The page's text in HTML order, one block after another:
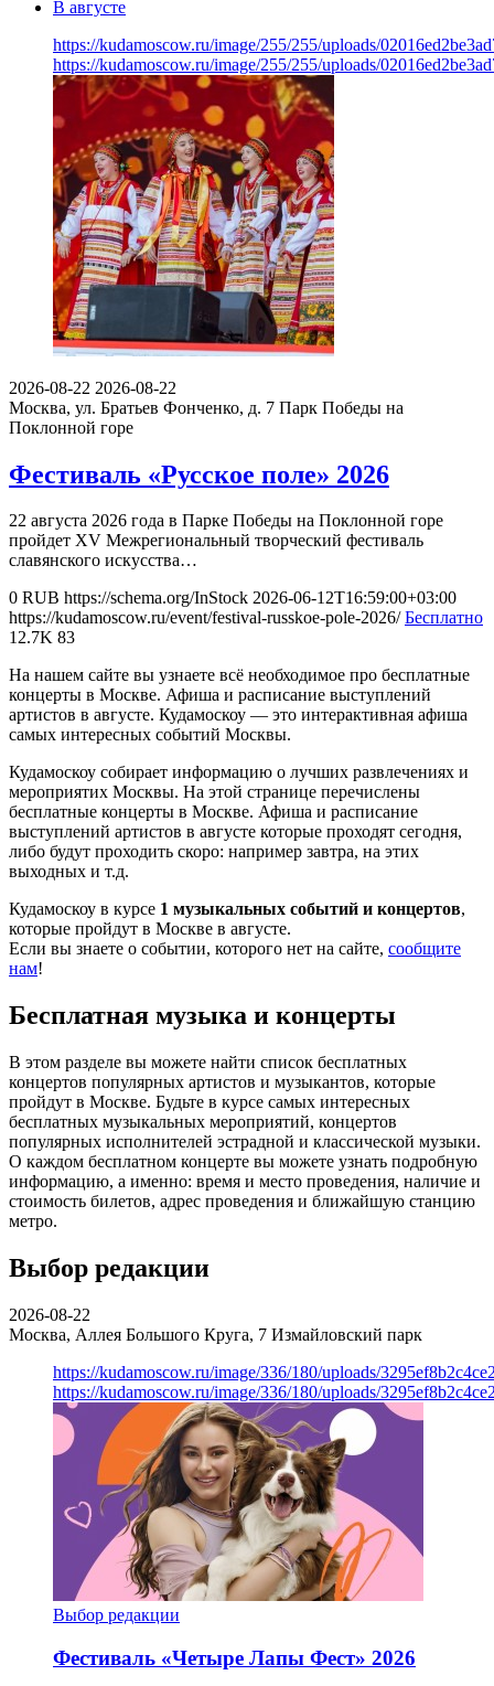
В августе
https://kudamoscow.ru/image/255/255/uploads/
https://kudamoscow.ru/image/255/255/uploads/
2026-08-22 2026-08-22
Москва, ул. Братьев Фонченко, д. 7 Парк Победы на
Поклонной горе
Фестиваль «Русское поле» 2026
22 августа 2026 года в Парке Победы на Поклонной горе
пройдет XV Межрегиональный творческий фестиваль
славянского искусства…
0 RUB https://schema.org/InStock 2026-06-12T16:59:00+03:00
https://kudamoscow.ru/event/festival-russkoe-pole-2026/ Бесплатно
12.7K 83
На нашем сайте вы узнаете всё необходимое про бесплатные
концерты в Москве. Афиша и расписание выступлений
артистов в августе. Кудамоскоу — это интерактивная афиша
самых интересных событий Москвы.
Кудамоскоу собирает информацию о лучших развлечениях и
мероприятих Москвы. На этой странице перечислены
бесплатные концерты в Москве. Афиша и расписание
выступлений артистов в августе которые проходят сегодня,
либо будут проходить скоро: например завтра, на этих
выходных и т.д.
Кудамоскоу в курсе 1 музыкальных событий и концертов,
которые пройдут в Москве в августе.
Если вы знаете о событии, которого нет на сайте, сообщите
нам!
Бесплатная музыка и концерты
В этом разделе вы можете найти список бесплатных
концертов популярных артистов и музыкантов, которые
пройдут в Москве. Будьте в курсе самых интересных
бесплатных музыкальных мероприятий, концертов
популярных исполнителей эстрадной и классической музыки.
О каждом бесплатном концерте вы можете узнать подробную
информацию, а именно: время и место проведения, наличие и
стоимость билетов, адрес проведения и ближайшую станцию
метро.
Выбор редакции
2026-08-22
Москва, Аллея Большого Круга, 7 Измайловский парк
https://kudamoscow.ru/image/336/180/uploads/
https://kudamoscow.ru/image/336/180/uploads/
Выбор редакции
Фестиваль «Четыре Лапы Фест» 2026